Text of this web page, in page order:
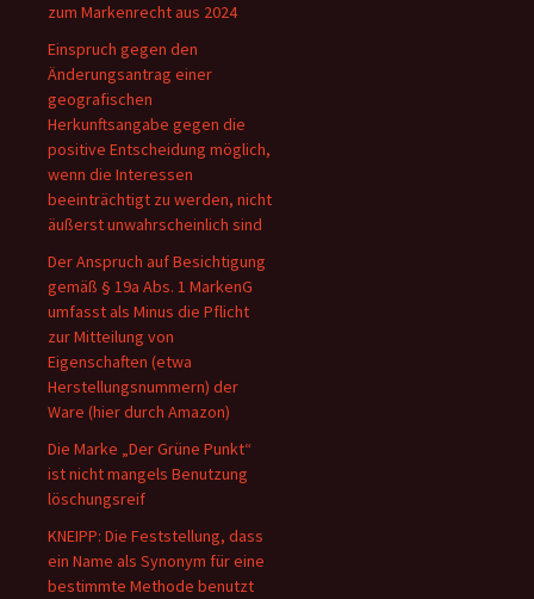
zum Markenrecht aus 2024
Einspruch gegen den
Änderungsantrag einer
geografischen
Herkunftsangabe gegen die
positive Entscheidung möglich,
wenn die Interessen
beeinträchtigt zu werden, nicht
äußerst unwahrscheinlich sind
Der Anspruch auf Besichtigung
gemäß § 19a Abs. 1 MarkenG
umfasst als Minus die Pflicht
zur Mitteilung von
Eigenschaften (etwa
Herstellungsnummern) der
Ware (hier durch Amazon)
Die Marke „Der Grüne Punkt“
ist nicht mangels Benutzung
löschungsreif
KNEIPP: Die Feststellung, dass
ein Name als Synonym für eine
bestimmte Methode benutzt